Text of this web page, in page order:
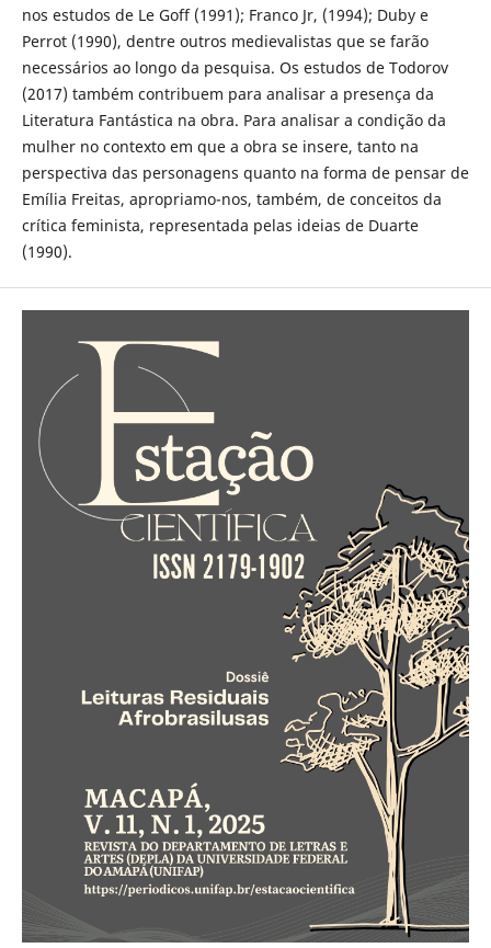
nos estudos de Le Goff (1991); Franco Jr, (1994); Duby e
Perrot (1990), dentre outros medievalistas que se farão
necessários ao longo da pesquisa. Os estudos de Todorov
(2017) também contribuem para analisar a presença da
Literatura Fantástica na obra. Para analisar a condição da
mulher no contexto em que a obra se insere, tanto na
perspectiva das personagens quanto na forma de pensar de
Emília Freitas, apropriamo-nos, também, de conceitos da
crítica feminista, representada pelas ideias de Duarte
(1990).